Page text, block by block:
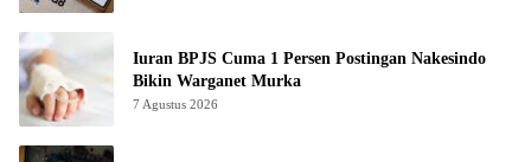
Iuran BPJS Cuma 1 Persen Postingan Nakesindo
Bikin Warganet Murka
7 Agustus 2026